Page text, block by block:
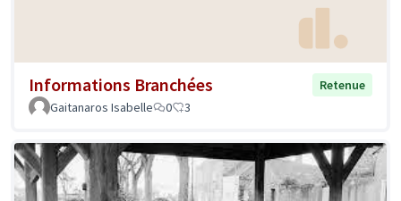
Informations Branchées
Retenue
Gaitanaros Isabelle
0 3